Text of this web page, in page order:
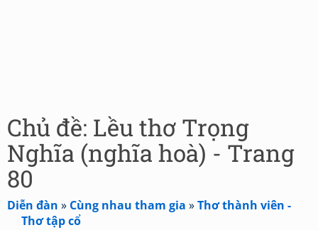
Chủ đề: Lều thơ Trọng
Nghĩa (nghĩa hoà) - Trang
80
Diễn đàn » Cùng nhau tham gia »Thơ thành viên -
Thơ tập cổ